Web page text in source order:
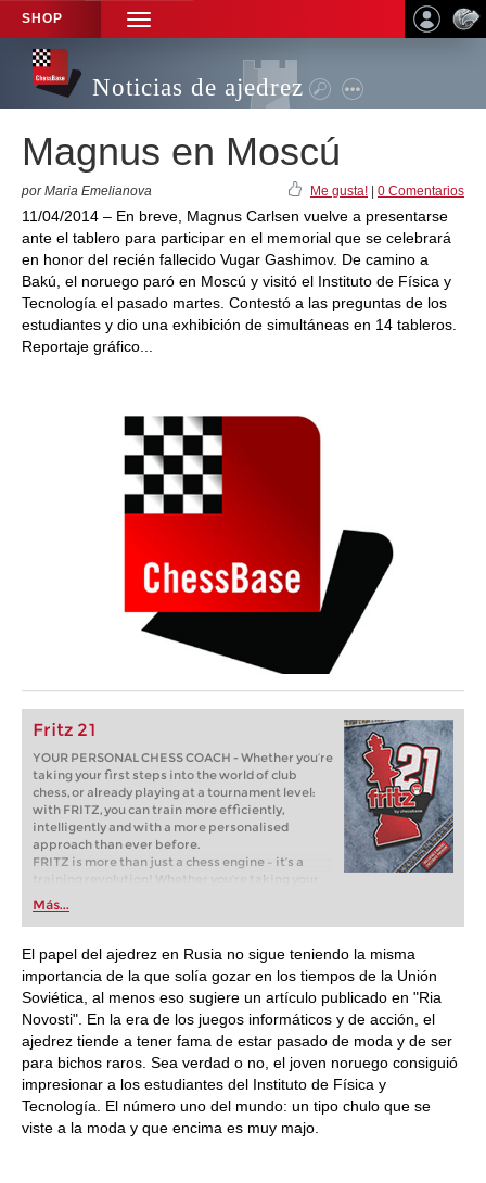
SHOP
TOGGLE
NAVIGATION
Noticias de ajedrez
Magnus en Moscú
por Maria Emelianova Me gusta! 0 Comentarios
11/04/2014 – En breve, Magnus Carlsen vuelve a presentarse
ante el tablero para participar en el memorial que se celebrará
en honor del recién fallecido Vugar Gashimov. De camino a
Bakú, el noruego paró en Moscú y visitó el Instituto de Física y
Tecnología el pasado martes. Contestó a las preguntas de los
estudiantes y dio una exhibición de simultáneas en 14 tableros.
Reportaje gráfico...
Fritz 21
YOUR PERSONAL CHESS COACH - Whether you’re
taking your first steps into the world of club
chess, or already playing at a tournament level:
with FRITZ, you can train more efficiently,
intelligently and with a more personalised
approach than ever before.
FRITZ is more than just a chess engine – it’s a
training revolution! Whether you’re taking your
first steps into the world of club chess, or already
playing at a tournament level: with FRITZ, you can
train more efficiently, intelligently and with a
more personalised approach than ever before.
Más...
El papel del ajedrez en Rusia no sigue teniendo la misma
importancia de la que solía gozar en los tiempos de la Unión
Soviética, al menos eso sugiere un artículo publicado en "Ria
Novosti". En la era de los juegos informáticos y de acción, el
ajedrez tiende a tener fama de estar pasado de moda y de ser
para bichos raros. Sea verdad o no, el joven noruego consiguió
impresionar a los estudiantes del Instituto de Física y
Tecnología. El número uno del mundo: un tipo chulo que se
viste a la moda y que encima es muy majo.